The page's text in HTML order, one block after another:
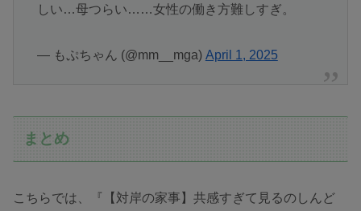
しい…母つらい……女性の働き方難しすぎ。
— もぷちゃん (@mm__mga) April 1, 2025
まとめ
こちらでは、『【対岸の家事】共感すぎて見るのしんど